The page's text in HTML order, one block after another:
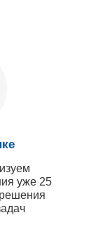
уже 25